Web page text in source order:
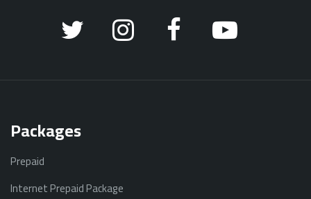
Packages
Prepaid
Internet Prepaid Package